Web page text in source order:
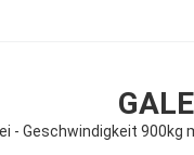
- Geschwindigkeit 900kg